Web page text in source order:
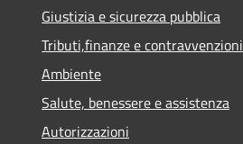
Giustizia e sicurezza pubblica
Tributi,finanze e contravvenzioni
Ambiente
Salute, benessere e assistenza
Autorizzazioni